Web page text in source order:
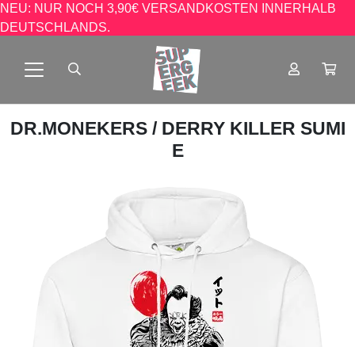
NEU: NUR NOCH 3,90€ VERSANDKOSTEN INNERHALB
DEUTSCHLANDS.
DR.MONEKERS / DERRY KILLER SUMI
E